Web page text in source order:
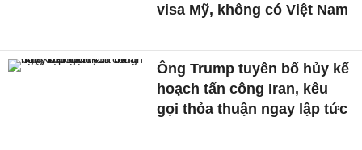
visa Mỹ, không có Việt Nam
Ông Trump tuyên bố hủy kế
hoạch tấn công Iran, kêu
gọi thỏa thuận ngay lập tức